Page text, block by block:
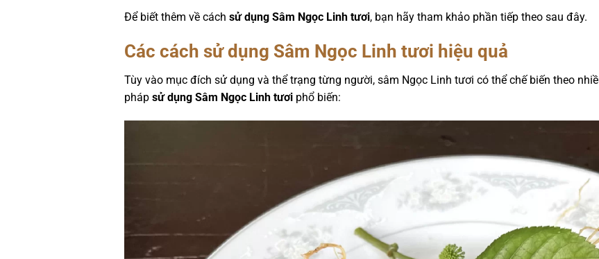
Để biết thêm về cách sử dụng Sâm Ngọc Linh tươi, bạn hãy tham khảo phần tiếp theo sau đây.
Các cách sử dụng Sâm Ngọc Linh tươi hiệu quả
Tùy vào mục đích sử dụng và thể trạng từng người, sâm Ngọc Linh tươi có thể chế biến theo
pháp sử dụng Sâm Ngọc Linh tươi phổ biến: